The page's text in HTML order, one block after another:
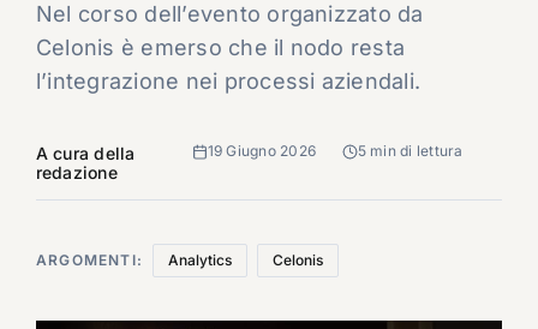
CHI SIAMO
Nel corso dell’evento organizzato da
Celonis è emerso che il nodo resta
l’integrazione nei processi aziendali.
A cura della
redazione
19 Giugno 2026 5 min di lettura
ARGOMENTI: Analytics Celonis